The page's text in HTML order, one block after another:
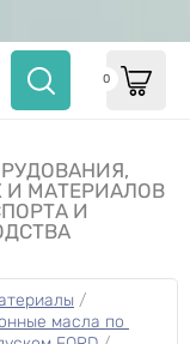
МАТЕРИАЛОВ
И
0
масла по